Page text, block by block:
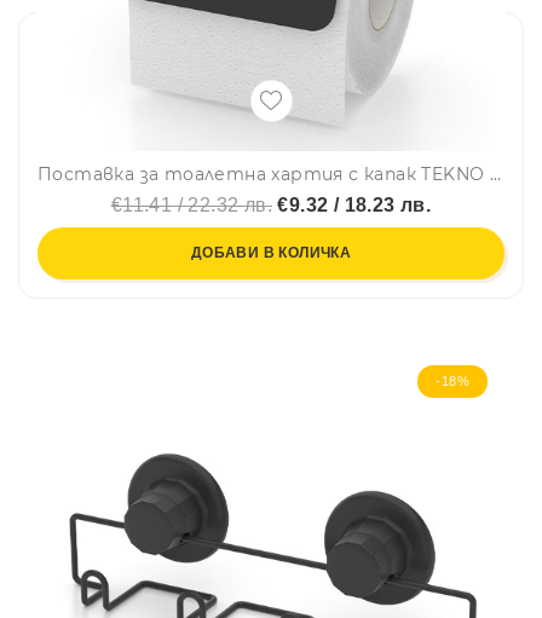
Поставка за тоалетна хартия с капак TEKNO TEL TR EF 238B, 15х13 см, Двойно залепване, Черен
€11.41 / 22.32 лв. €9.32 / 18.23 лв.
ДОБАВИ В КОЛИЧКА
-18%